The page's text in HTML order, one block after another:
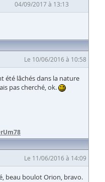
04/09/2017 à 13:13
Le 10/06/2016 à 10:58
été lâchés dans la nature
pas cherché, ok.
Le 11/06/2016 à 14:09
beau boulot Orion, bravo.